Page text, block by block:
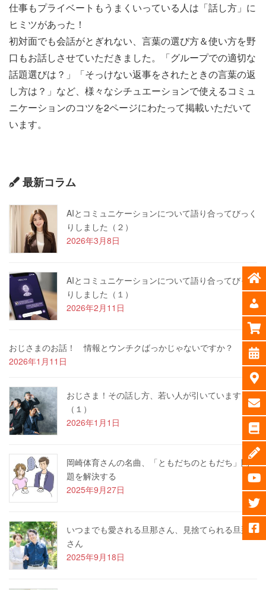
仕事もプライベートもうまくいっている人は「話し方」に
ヒミツがあった！
初対面でも会話がとぎれない、言葉の選び方＆使い方を野
口もお話しさせていただきました。「グループでの適切な
話題選びは？」「そっけない返事をされたときの言葉の返
し方は？」など、様々なシチュエーションで使えるコミュ
ニケーションのコツを2ページにわたって掲載いただいて
います。
最新コラム
AIとコミュニケーションについて語り合ってびっく
りしました（２）
2026年3月8日
AIとコミュニケーションについて語り合ってびっく
りしました（１）
2026年2月11日
おじさまのお話！ 情報とウンチクばっかじゃないですか？
2026年1月11日
おじさま！その話し方、若い人が引いています
（１）
2026年1月1日
岡崎体育さんの名曲、「ともだちのともだち」問
題を解決する
2025年9月27日
いつまでも愛される旦那さん、見捨てられる旦那
さん
2025年9月18日